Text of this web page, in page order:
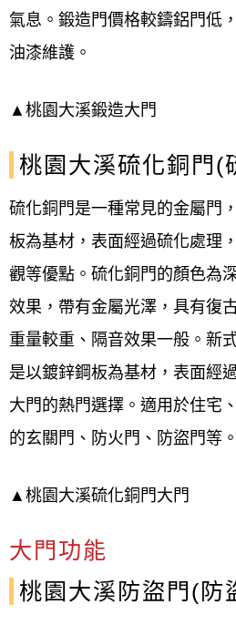
氣息。鍛造門價格較鑄鋁門低
油漆維護。
▲桃園大溪鍛造大門
桃園大溪硫化銅門(
硫化銅門是一種常見的金屬門
板為基材，表面經過硫化處理
觀等優點。硫化銅門的顏色為
效果，帶有金屬光澤，具有復
重量較重、隔音效果一般。新
是以鍍鋅鋼板為基材，表面經
大門的熱門選擇。適用於住宅
的玄關門、防火門、防盜門等。
▲桃園大溪硫化銅門大門
大門功能
桃園大溪防盜門(防